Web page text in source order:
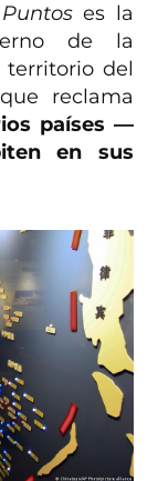
​ es la
de la
territorio del
reclama
países —
en sus